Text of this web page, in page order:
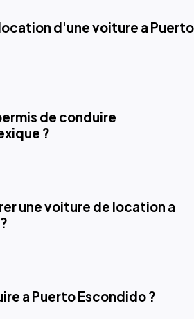
d'une voiture a Puerto
de conduire
?
une voiture de location a
a Puerto Escondido ?